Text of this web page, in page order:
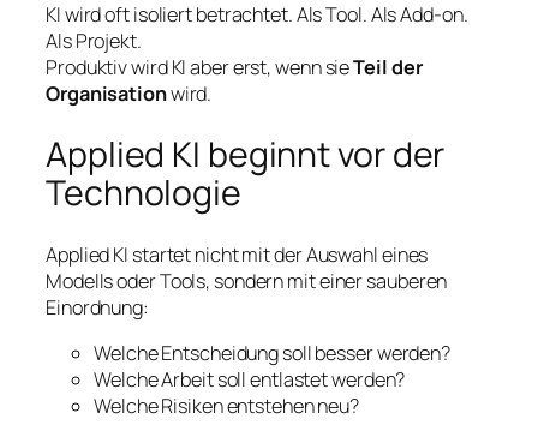
KI wird oft isoliert betrachtet. Als Tool. Als Add-on.
Als Projekt.
Produktiv wird KI aber erst, wenn sieTeil der
Organisationwird.
Applied KI beginnt vor der
Technologie
Applied KI startet nicht mit der Auswahl eines
Modells oder Tools, sondern mit einer sauberen
Einordnung:
Welche Entscheidung soll besser werden?
Welche Arbeit soll entlastet werden?
Welche Risiken entstehen neu?